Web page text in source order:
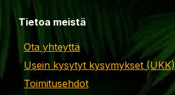
Tietoa meistä
Ota yhteyttä
Usein kysytyt kysymykset (UKK)
Toimitusehdot